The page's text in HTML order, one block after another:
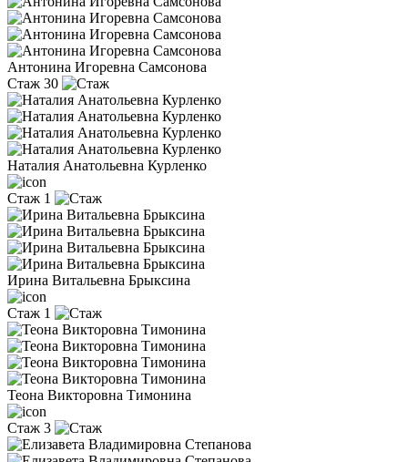
Антонина Игоревна Самсонова
Стаж 30
Наталия Анатольевна Курленко
Стаж 1
Ирина Витальевна Брыксина
Стаж 1
Теона Викторовна Тимонина
Стаж 3